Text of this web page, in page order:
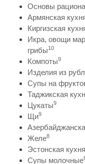
Основы
Армянская
Киргизская
Икра, овощи
грибы10
Компоты9
Изделия из
Супы на
Таджикская
Цукаты9
Щи9
Желе8
Эстонская кухня
Супы молочные